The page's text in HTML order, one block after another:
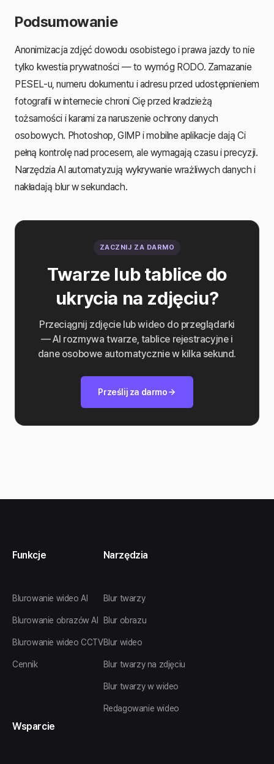
Podsumowanie
Anonimizacja zdjęć dowodu osobistego i prawa jazdy to nie
tylko kwestia prywatności — to wymóg RODO. Zamazanie
PESEL-u, numeru dokumentu i adresu przed udostępnieniem
fotografii w internecie chroni Cię przed kradzieżą
tożsamości i karami za naruszenie ochrony danych
osobowych. Photoshop, GIMP i mobilne aplikacje dają Ci
pełną kontrolę nad procesem, ale wymagają czasu i precyzji.
Narzędzia AI automatyzują wykrywanie wrażliwych danych i
nakładają blur w sekundach.
ZACZNIJ ZA DARMO
Twarze lub tablice do
ukrycia na zdjęciu?
Przeciągnij zdjęcie lub wideo do przeglądarki
— AI rozmywa twarze, tablice rejestracyjne i
dane osobowe automatycznie w kilka sekund.
Prześlij za darmo
Funkcje
Blurowanie wideo AI
Blurowanie obrazów AI
Blurowanie wideo CCTV
Cennik
Narzędzia
Blur twarzy
Blur obrazu
Blur wideo
Blur twarzy na zdjęciu
Blur twarzy w wideo
Redagowanie wideo
Wsparcie